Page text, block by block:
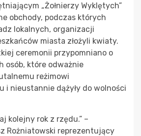
„Żołnierzy Wyklętych”
obchody, podczas których
lokalnych, organizacji
miasta złożyli kwiaty.
ceremonii przypomniano o
osób, które odważnie
reżimowi
i nieustannie dążyły do wolności
kolejny rok z rzędu.” –
Rożniatowski reprezentujący